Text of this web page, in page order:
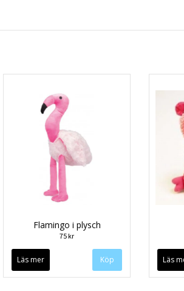
Flamingo i plysch
75 kr
Läs mer Läs